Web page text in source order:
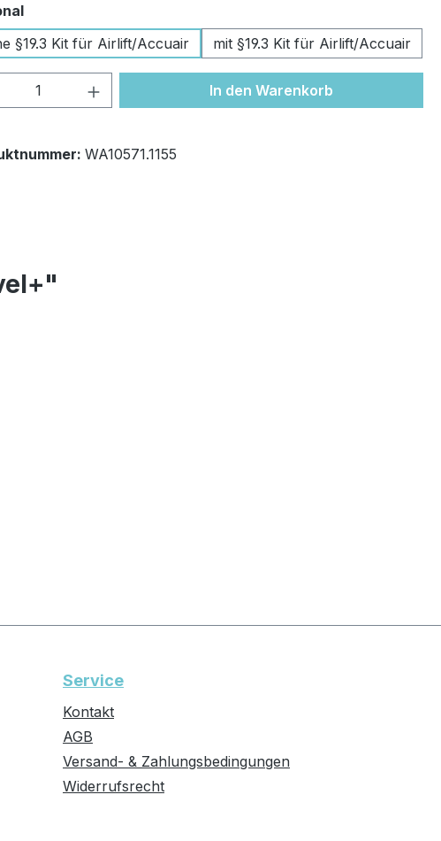
auswählen
§19.3 Kit für Airlift/Accuair
mit §19.3 Kit für Airlift/Accuair
Anzahl: Gib den gewünschten Wert
In den Warenkorb
WA10571.1155
Service
Kontakt
AGB
Versand- & Zahlungsbedingungen
Widerrufsrecht